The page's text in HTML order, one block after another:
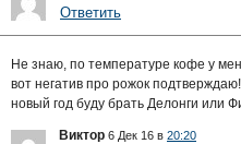
Ответить
Не знаю, по температуре кофе у
вот негатив про рожок
новый год буду брать Делонги или
Виктор 6 Дек 16 в 20:20